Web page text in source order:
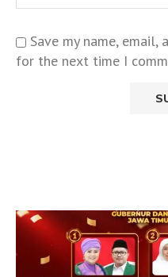
Save my name,
for the next time I